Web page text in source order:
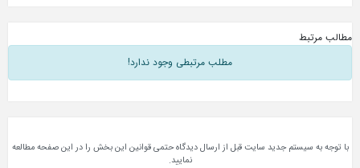
مطالب مرتبط
مطلب مرتبطی وجود ندارد!
با توجه به سیستم جدید سایت قبل از ارسال دیدگاه حتمی قوانین این بخش را در این صفحه مطالعه
نمایید.